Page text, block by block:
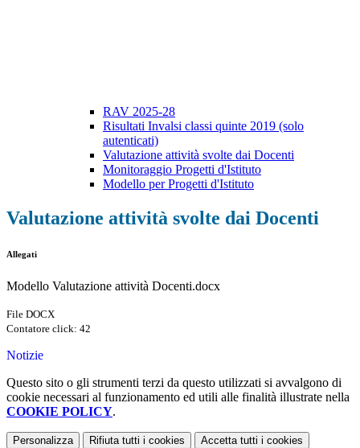
RAV 2025-28
Risultati Invalsi classi quinte 2019 (solo
autenticati)
Valutazione attività svolte dai Docenti
Monitoraggio Progetti d'Istituto
Modello per Progetti d'Istituto
Valutazione attività svolte dai Docenti
Allegati
Modello Valutazione attività Docenti.docx
File DOCX
Contatore click: 42
Notizie
Questo sito o gli strumenti terzi da questo utilizzati si avvalgono di
cookie necessari al funzionamento ed utili alle finalità illustrate nella
COOKIE POLICY.
Personalizza Rifiuta tutti i cookies Accetta tutti i cookies